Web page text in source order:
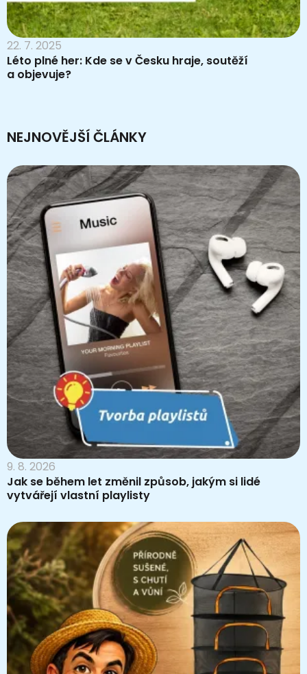
22. 7. 2025
Léto plné her: Kde se v Česku hraje, soutěží
a objevuje?
NEJNOVĚJŠÍ ČLÁNKY
9. 8. 2026
Jak se během let změnil způsob, jakým si lidé
vytvářejí vlastní playlisty